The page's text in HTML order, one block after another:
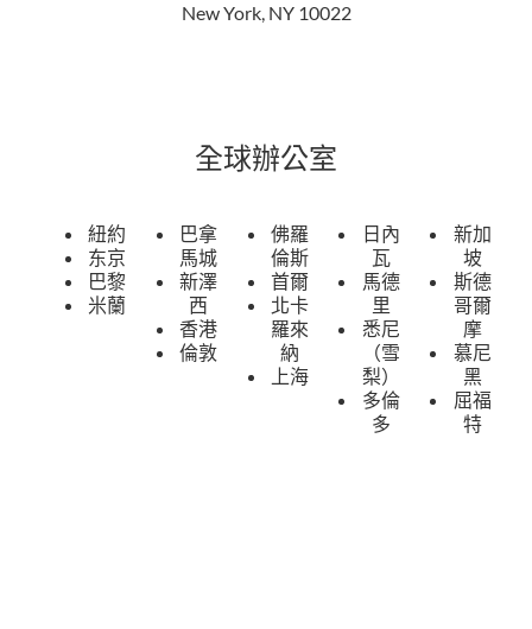
New York, NY 10022
全球辦公室
紐約
东京
巴黎
米蘭
巴拿
馬城
新澤
西
香港
倫敦
佛羅
倫斯
首爾
北卡
羅來
納
上海
日內
瓦
馬德
里
悉尼
（雪
梨）
多倫
多
新加
坡
斯德
哥爾
摩
慕尼
黑
屈福
特